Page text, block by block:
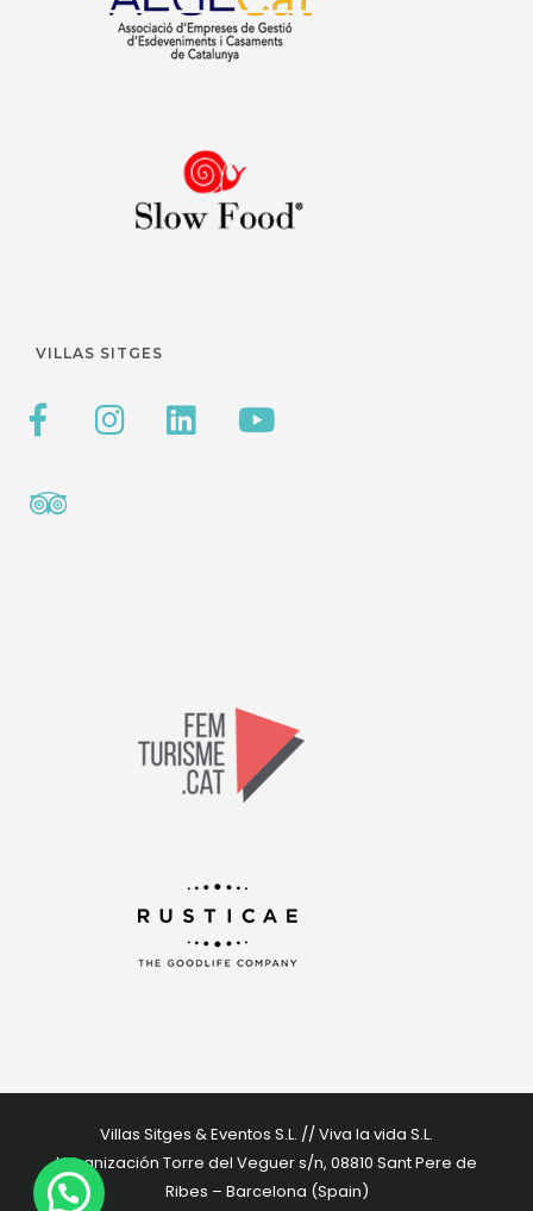
VILLAS SITGES
Villas Sitges & Eventos S.L. // Viva la vida S.L.
Urbanización Torre del Veguer s/n, 08810 Sant Pere de
Ribes – Barcelona (Spain)